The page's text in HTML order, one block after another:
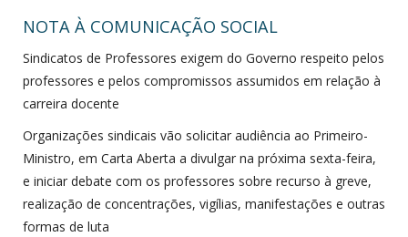
NOTA À COMUNICAÇÃO SOCIAL
Sindicatos de Professores exigem do Governo respeito pelos
professores e pelos compromissos assumidos em relação à
carreira docente
Organizações sindicais vão solicitar audiência ao Primeiro-
Ministro, em Carta Aberta a divulgar na próxima sexta-feira,
e iniciar debate com os professores sobre recurso à greve,
realização de concentrações, vigílias, manifestações e outras
formas de luta